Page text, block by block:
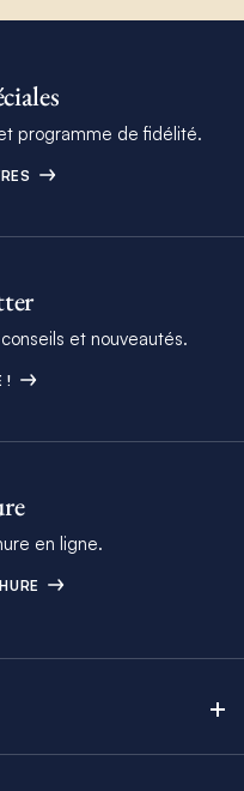
programme de fidélité.
et nouveautés.
!
en ligne.